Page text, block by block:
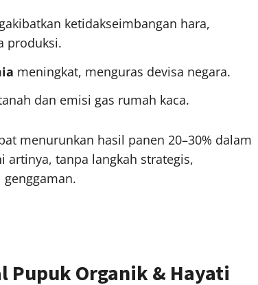
ketidakseimbangan hara,
produksi.
meningkat, menguras devisa negara.
dan emisi gas rumah kaca.
menurunkan hasil panen 20–30% dalam
artinya, tanpa langkah strategis,
genggaman.
Pupuk Organik & Hayati